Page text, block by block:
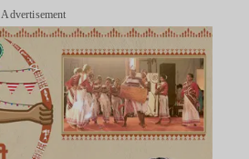
Advertisement